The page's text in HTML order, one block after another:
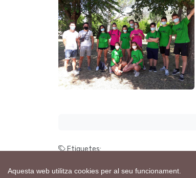
Aquesta web utilitza cookies per al seu funcionament.
Etiquetes: